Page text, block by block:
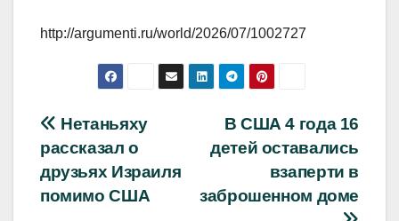
http://argumenti.ru/world/2026/07/1002727
Навигация
по
записям
В США 4 года 16
детей оставались
взаперти в
заброшенном доме
Нетаньяху
рассказал о
друзьях Израиля
помимо США